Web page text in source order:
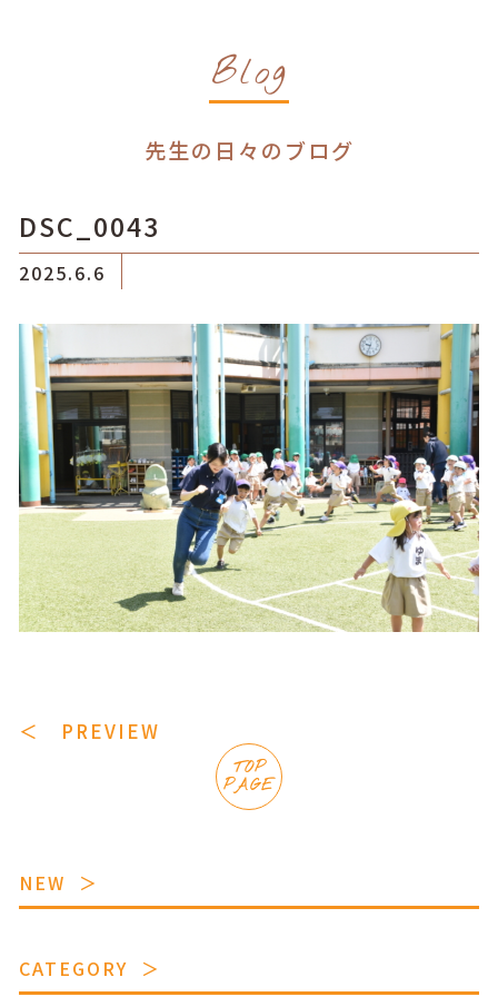
Blog
先生の日々のブログ
DSC_0043
2025.6.6
＜ PREVIEW
TOP
PAGE
NEW
CATEGORY